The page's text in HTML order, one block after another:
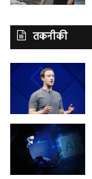
तकनीकी